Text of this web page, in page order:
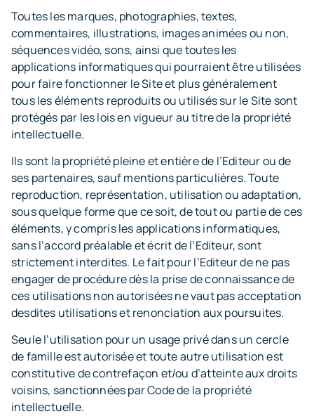
Toutes les marques, photographies, textes,
commentaires, illustrations, images animées ou non,
séquences vidéo, sons, ainsi que toutes les
applications informatiques qui pourraient être utilisées
pour faire fonctionner le Site et plus généralement
tous les éléments reproduits ou utilisés sur le Site sont
protégés par les lois en vigueur au titre de la propriété
intellectuelle.
Ils sont la propriété pleine et entière de l’Editeur ou de
ses partenaires, sauf mentions particulières. Toute
reproduction, représentation, utilisation ou adaptation,
sous quelque forme que ce soit, de tout ou partie de ces
éléments, y compris les applications informatiques,
sans l’accord préalable et écrit de l’Editeur, sont
strictement interdites. Le fait pour l’Editeur de ne pas
engager de procédure dès la prise de connaissance de
ces utilisations non autorisées ne vaut pas acceptation
desdites utilisations et renonciation aux poursuites.
Seule l’utilisation pour un usage privé dans un cercle
de famille est autorisée et toute autre utilisation est
constitutive de contrefaçon et/ou d’atteinte aux droits
voisins, sanctionnées par Code de la propriété
intellectuelle.